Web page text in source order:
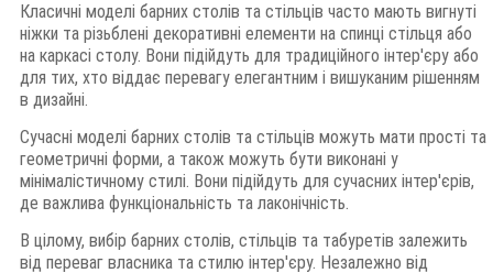
Класичні моделі барних столів та стільців часто мають вигнуті
ніжки та різьблені декоративні елементи на спинці стільця або
на каркасі столу. Вони підійдуть для традиційного інтер'єру або
для тих, хто віддає перевагу елегантним і вишуканим рішенням
в дизайні.
Сучасні моделі барних столів та стільців можуть мати прості та
геометричні форми, а також можуть бути виконані у
мінімалістичному стилі. Вони підійдуть для сучасних інтер'єрів,
де важлива функціональність та лаконічність.
В цілому, вибір барних столів, стільців та табуретів залежить
від переваг власника та стилю інтер'єру. Незалежно від